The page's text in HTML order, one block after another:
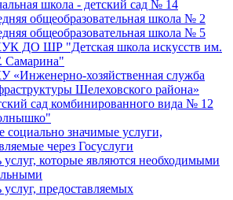
школа - детский сад № 14
общеобразовательная школа № 2
общеобразовательная школа № 5
ДО ШР "Детская школа искусств им.
Самарина"
«Инженерно-хозяйственная служба
Шелеховского района»
сад комбинированного вида № 12
социально значимые услуги,
через Госуслуги
услуг, которые являются необходимыми
услуг, предоставляемых